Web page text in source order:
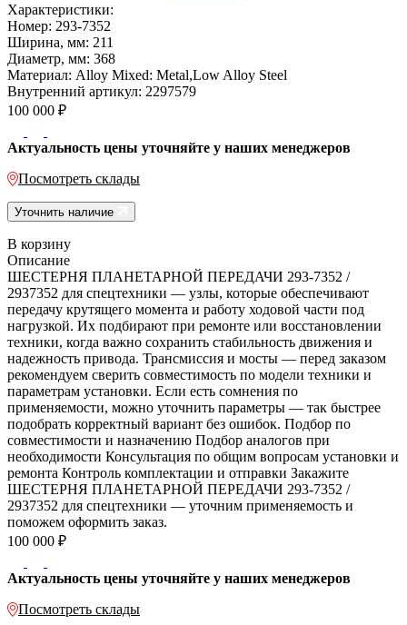
Характеристики:
Номер: 293-7352
Ширина, мм: 211
Диаметр, мм: 368
Материал: Alloy Mixed: Metal,Low Alloy Steel
Внутренний артикул: 2297579
100 000 ₽
Актуальность цены уточняйте у наших менеджеров
Посмотреть склады
Уточнить наличие
В корзину
Описание
ШЕСТЕРНЯ ПЛАНЕТАРНОЙ ПЕРЕДАЧИ 293-7352 /
2937352 для спецтехники — узлы, которые обеспечивают
передачу крутящего момента и работу ходовой части под
нагрузкой. Их подбирают при ремонте или восстановлении
техники, когда важно сохранить стабильность движения и
надежность привода. Трансмиссия и мосты — перед заказом
рекомендуем сверить совместимость по модели техники и
параметрам установки. Если есть сомнения по
применяемости, можно уточнить параметры — так быстрее
подобрать корректный вариант без ошибок. Подбор по
совместимости и назначению Подбор аналогов при
необходимости Консультация по общим вопросам установки и
ремонта Контроль комплектации и отправки Закажите
ШЕСТЕРНЯ ПЛАНЕТАРНОЙ ПЕРЕДАЧИ 293-7352 /
2937352 для спецтехники — уточним применяемость и
поможем оформить заказ.
100 000 ₽
Актуальность цены уточняйте у наших менеджеров
Посмотреть склады